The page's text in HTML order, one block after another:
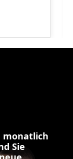
monatlich
Sie